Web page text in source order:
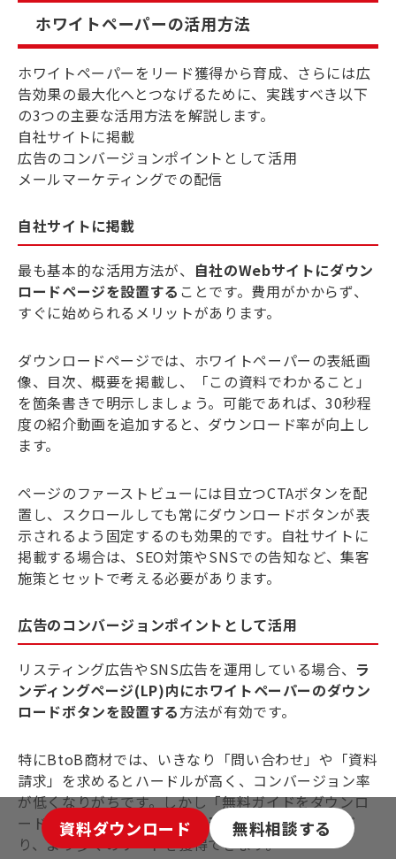
ホワイトペーパーの活用方法
ホワイトペーパーをリード獲得から育成、さらには広
告効果の最大化へとつなげるために、実践すべき以下
の3つの主要な活用方法を解説します。
自社サイトに掲載
広告のコンバージョンポイントとして活用
メールマーケティングでの配信
自社サイトに掲載
最も基本的な活用方法が、 自社のWebサイトにダウン
ロードページを設置する ことです。費用がかからず、
すぐに始められるメリットがあります。
ダウンロードページでは、ホワイトペーパーの表紙画
像、目次、概要を掲載し、「この資料でわかること」
を箇条書きで明示しましょう。可能であれば、30秒程
度の紹介動画を追加すると、ダウンロード率が向上し
ます。
ページのファーストビューには目立つCTAボタンを配
置し、スクロールしても常にダウンロードボタンが表
示されるよう固定するのも効果的です。自社サイトに
掲載する場合は、SEO対策やSNSでの告知など、集客
施策とセットで考える必要があります。
広告のコンバージョンポイントとして活用
リスティング広告やSNS広告を運用している場合、 ラ
ンディングページ(LP)内にホワイトペーパーのダウン
ロードボタンを設置する方法が有効です。
特にBtoB商材では、いきなり「問い合わせ」や「資料
請求」を求めるとハードルが高く、コンバージョン率
が低くなりがちです。しかし「無料ガイドをダウンロ
ード」というボタンなら、心理的なハードルが下が
り、より多くのリードを獲得できます。
資料ダウンロード 無料相談する